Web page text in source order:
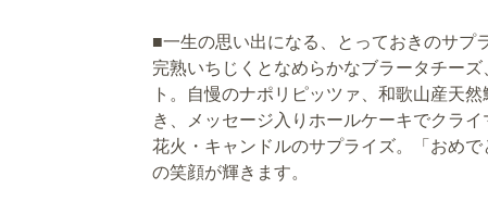
■一生の思い出になる、とっておきのサプ
完熟いちじくとなめらかなブラータチー
ト。自慢のナポリピッツァ、和歌山産天
き、メッセージ入りホールケーキでクラ
花火・キャンドルのサプライズ。「おめ
の笑顔が輝きます。